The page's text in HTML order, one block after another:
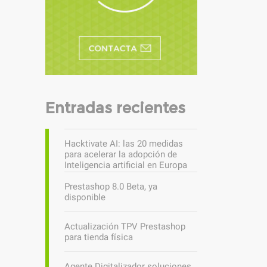
Entradas recientes
Hacktivate AI: las 20 medidas
para acelerar la adopción de
Inteligencia artificial en Europa
Prestashop 8.0 Beta, ya
disponible
Actualización TPV Prestashop
para tienda física